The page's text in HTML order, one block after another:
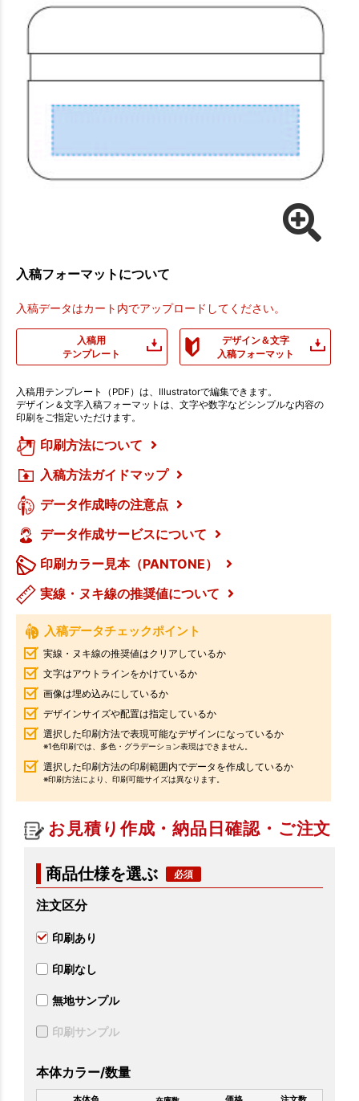
入稿フォーマットについて
入稿データはカート内でアップロードしてください。
入稿用
テンプレート
デザイン＆文字
入稿フォーマット
入稿用テンプレート（PDF）は、Illustratorで編集できます。
デザイン＆文字入稿フォーマットは、文字や数字などシンプルな内容の
印刷をご指定いただけます。
印刷方法について
入稿方法ガイドマップ
データ作成時の注意点
データ作成サービスについて
印刷カラー見本（PANTONE）
実線・ヌキ線の推奨値について
入稿データチェックポイント
実線・ヌキ線の推奨値はクリアしているか
文字はアウトラインをかけているか
画像は埋め込みにしているか
デザインサイズや配置は指定しているか
選択した印刷方法で表現可能なデザインになっているか
※1色印刷では、多色・グラデーション表現はできません。
選択した印刷方法の印刷範囲内でデータを作成しているか
※印刷方法により、印刷可能サイズは異なります。
お見積り作成・納品日確認・ご注文
商品仕様を選ぶ
注文区分
印刷あり
印刷なし
無地サンプル
印刷サンプル
本体カラー/数量